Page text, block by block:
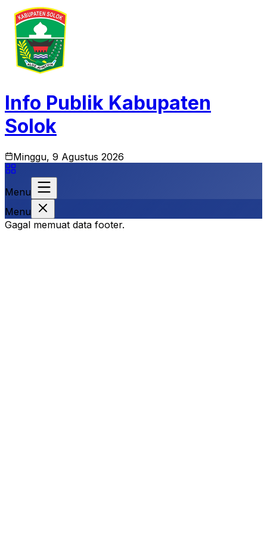
Info Publik Kabupaten
Solok
Minggu, 9 Agustus 2026
Menu
Menu
Gagal memuat data footer.